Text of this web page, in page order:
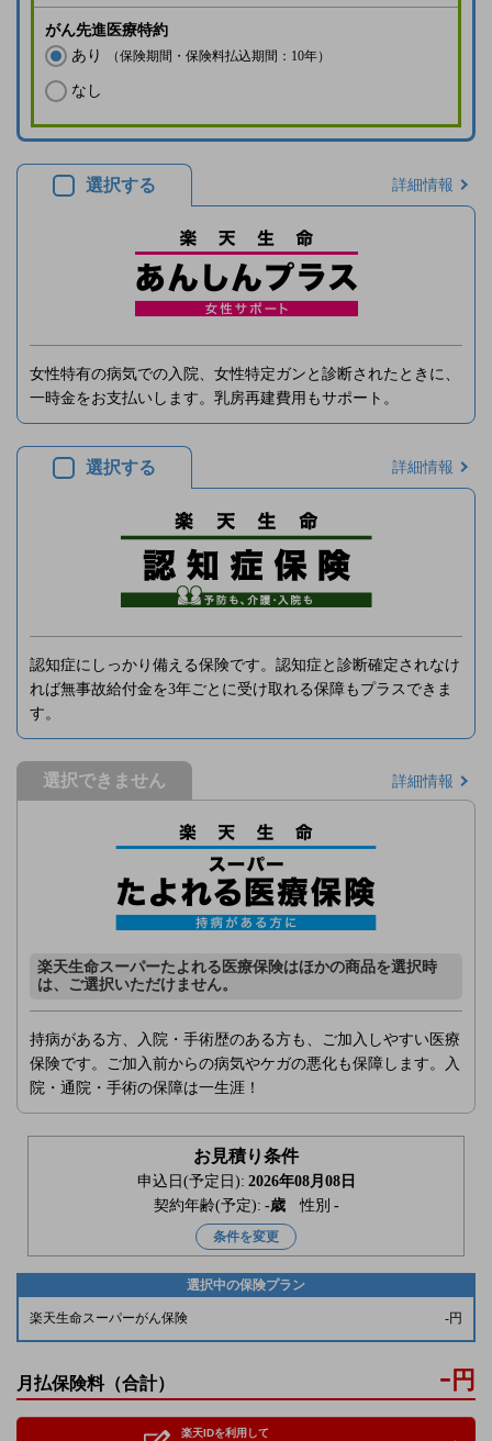
がん先進医療特約
あり
（保険期間・保険料払込期間：10年）
なし
選択する 詳細情報
女性特有の病気での入院、女性特定ガンと診断されたときに、
一時金をお支払いします。乳房再建費用もサポート。
選択する 詳細情報
認知症にしっかり備える保険です。認知症と診断確定されなけ
れば無事故給付金を3年ごとに受け取れる保障もプラスできま
す。
選択できません 詳細情報
楽天生命スーパーたよれる医療保険はほかの商品を選択時
は、ご選択いただけません。
持病がある方、入院・手術歴のある方も、ご加入しやすい医療
保険です。ご加入前からの病気やケガの悪化も保障します。入
院・通院・手術の保障は一生涯！
お見積り条件
申込日(予定日): 2026年08月08日
契約年齢(予定): -歳 性別 -
条件を変更
選択中の保険プラン
楽天生命スーパーがん保険 -円
月払保険料（合計） - 円
楽天IDを利用して